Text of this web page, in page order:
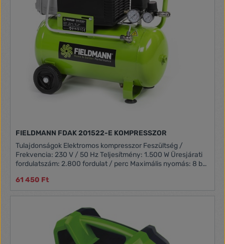
FIELDMANN FDAK 201522-E KOMPRESSZOR
Tulajdonságok Elektromos kompresszor Feszültség /
Frekvencia: 230 V / 50 Hz Teljesítmény: 1.500 W Üresjárati
fordulatszám: 2.800 fordulat / perc Maximális nyomás: 8 bar
Egyszerű kezelhetőség Mozgatást elősegítő kerekek Védelmi
osztály: I. Súly: 26,0 kg
61 450 Ft